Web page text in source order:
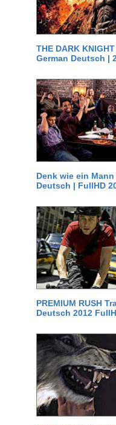
THE DARK
German Deutsch |
Denk wie ein Mann
Deutsch | FullHD
PREMIUM RUSH
Deutsch 2012